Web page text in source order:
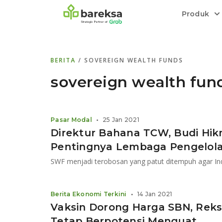
Produk
Transaksi cepat,all in onedi halaman
Bebas pilih partner penyimpanan, harga
relatif stabil.
Menyediakan layanan manajemen
Informasi terkini dan tepercaya terkait
Kenali rekam jejak dan
BERITA / SOVEREIGN WEALTH FUNDS
sovereign wealth
Direktur Bahana TCW, Budi
Pentingnya Lembaga
Pasar Modal • 25 Jan 2021
Vaksin Dorong Harga SBN,
Berita Ekonomi Terkini • 14 Jan 2021